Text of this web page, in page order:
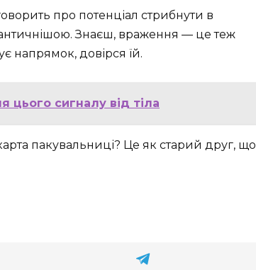
про потенціал стрибнути в
Знаєш, враження — це теж
напрямок, довірся їй.
цього сигналу від тіла
пакувальниці? Це як старий друг, що